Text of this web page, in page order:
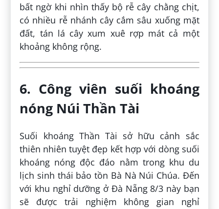
bất ngờ khi nhìn thấy bộ rễ cây chằng chịt,
có nhiều rễ nhánh cây cắm sâu xuống mặt
đất, tán lá cây xum xuê rợp mát cả một
khoảng không rộng.
6. Công viên suối khoáng
nóng Núi Thần Tài
Suối khoáng Thần Tài sở hữu cảnh sắc
thiên nhiên tuyệt đẹp kết hợp với dòng suối
khoáng nóng độc đáo nằm trong khu du
lịch sinh thái bảo tồn Bà Nà Núi Chúa. Đến
với khu nghỉ dưỡng ở Đà Nẵng 8/3 này bạn
sẽ được trải nghiệm không gian nghỉ